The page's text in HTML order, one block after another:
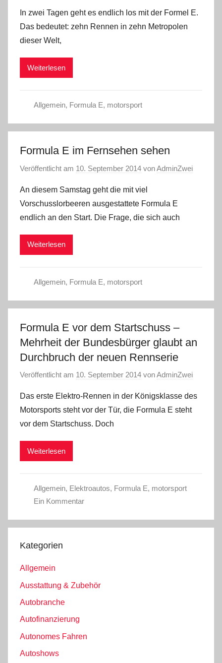
In zwei Tagen geht es endlich los mit der Formel E.
Das bedeutet: zehn Rennen in zehn Metropolen
dieser Welt,
Weiterlesen
Allgemein, Formula E, motorsport
Formula E im Fernsehen sehen
Veröffentlicht am 10. September 2014 vonAdminZwei
An diesem Samstag geht die mit viel
Vorschusslorbeeren ausgestattete Formula E
endlich an den Start. Die Frage, die sich auch
Weiterlesen
Allgemein, Formula E, motorsport
Formula E vor dem Startschuss –
Mehrheit der Bundesbürger glaubt an
Durchbruch der neuen Rennserie
Veröffentlicht am 10. September 2014 vonAdminZwei
Das erste Elektro-Rennen in der Königsklasse des
Motorsports steht vor der Tür, die Formula E steht
vor dem Startschuss. Doch
Weiterlesen
Allgemein, Elektroautos, Formula E, motorsport
Ein Kommentar
Kategorien
Allgemein
Ausstattung & Zubehör
Autobranche
Autofinanzierung
Autonomes Fahren
Autoshows